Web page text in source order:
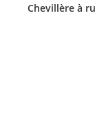
Chevillère à